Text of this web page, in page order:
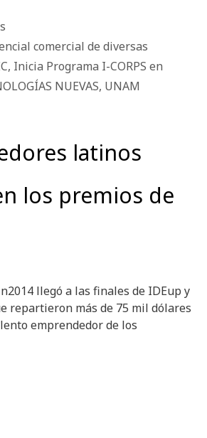
comercial de diversas
, Inicia Programa I-CORPS en
NUEVAS, UNAM
latinos
los premios de
llegó a las finales de IDEup y
repartieron más de 75 mil dólares
emprendedor de los